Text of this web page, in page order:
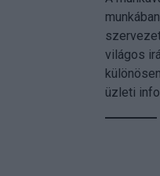
világos
üzleti